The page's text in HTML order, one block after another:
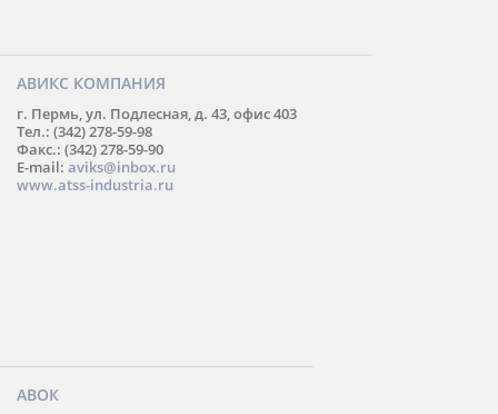
АВИКС КОМПАНИЯ
г. Пермь, ул. Подлесная, д. 43, офис 403
Тел.: (342) 278-59-98
Факс.: (342) 278-59-90
E-mail: aviks@inbox.ru
www.atss-industria.ru
АВОК